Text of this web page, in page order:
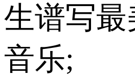
生谱写最
音乐;